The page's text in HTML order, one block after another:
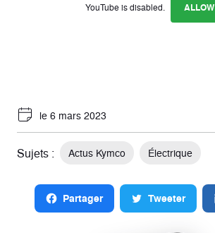
YouTube is disabled. ALLOW
le 6 mars 2023
Sujets : Actus Kymco Électrique
Partager Tweeter